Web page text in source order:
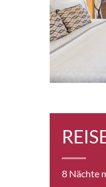
8 Nächte